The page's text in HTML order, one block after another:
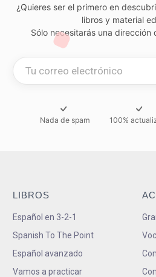
¿Quieres ser el primero en
libros y material
Sólo necesitarás una dirección
Nada de spam 100%
LIBROS
Español en 3-2-1
Spanish To The Point
Español avanzado
Vamos a practicar